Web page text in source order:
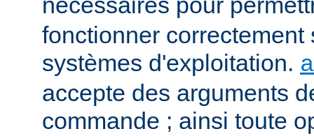
fonctionner correctement
systèmes d'exploitation.
accepte des arguments
commande ; ainsi toute